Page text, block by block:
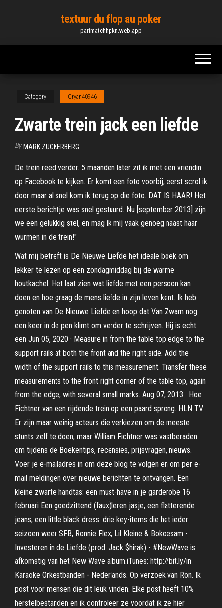
content
textuur du flop au poker
parimatchhpkn.web.app
Category Cryan40946
Zwarte trein jack een liefde
By MARK ZUCKERBERG
De trein reed verder. 5 maanden later zit ik met een vriendin
op Facebook te kijken. Er komt een foto voorbij, eerst scrol ik
door maar al snel kom ik terug op die foto. DAT IS HAAR! Het
eerste berichtje was snel gestuurd. Nu [september 2013] zijn
we een gelukkig stel, en mag ik mij vaak genoeg naast haar
wurmen in de trein!"
Wat mij betreft is De Nieuwe Liefde het ideale boek om
lekker te lezen op een zondagmiddag bij de warme
houtkachel. Het laat zien wat liefde met een persoon kan
doen en hoe graag de mens liefde in zijn leven kent. Ik heb
genoten van De Nieuwe Liefde en hoop dat Van Zwam nog
een keer in de pen klimt om verder te schrijven. Hij is echt
een Jun 05, 2020 · Measure in from the table top edge to the
support rails at both the front and the right side. Add the
width of the support rails to this measurement. Transfer these
measurements to the front right corner of the table top, again
from the edge, with several small marks. Aug 07, 2013 · Hoe
Fichtner van een rijdende trein op een paard sprong. HLN TV
Er zijn maar weinig acteurs die verkiezen om de meeste
stunts zelf te doen, maar William Fichtner was vastberaden
om tijdens de Boekentips, recensies, prijsvragen, nieuws.
Voer je e-mailadres in om deze blog te volgen en om per e-
mail meldingen over nieuwe berichten te ontvangen. Een
kleine zwarte handtas: een must-have in je garderobe 16
februari Een goedzittend (faux)leren jasje, een flatterende
jeans, een little black dress: drie key-items die het ieder
seizoen weer SFB, Ronnie Flex, Lil Kleine & Bokoesam -
Investeren in de Liefde (prod. Jack $hirak) - #NewWave is
afkomstig van het New Wave album.iTunes: http://bit.ly/in
Karaoke Orkestbanden - Nederlands. Op verzoek van Ron. Ik
post voor mensen die dit leuk vinden. Elke post heeft 10%
herstelbestanden en ik controleer ze voordat ik ze hier